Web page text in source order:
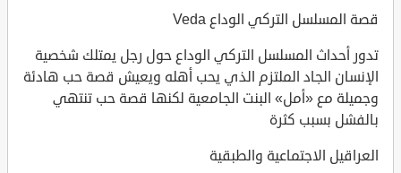
قصة المسلسل التركي الوداع Veda
تدور أحداث المسلسل التركي الوداع حول رجل يمتلك شخصية
الإنسان الجاد الملتزم الذي يحب أهله ويعيش قصة حب هادئة
وجميلة مع «أمل» البنت الجامعية لكنها قصة حب تنتهي
بالفشل بسبب كثرة
العراقيل الاجتماعية والطبقية